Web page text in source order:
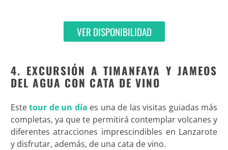
VER DISPONIBILIDAD
4. EXCURSIÓN A TIMANFAYA Y JAMEOS
DEL AGUA CON CATA DE VINO
Estetour de un día es una de las visitas guiadas más
completas, ya que te permitirá contemplar volcanes y
diferentes atracciones imprescindibles en Lanzarote
y disfrutar, además, de una cata de vino.